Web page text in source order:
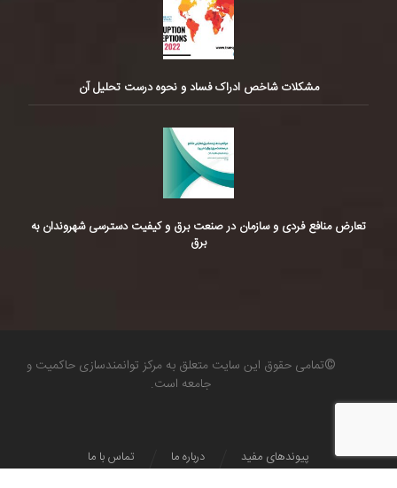
مشکلات شاخص ادراک فساد و نحوه درست تحلیل آن
تعارض منافع فردی و سازمان در صنعت برق و کیفیت دسترسی شهروندان به
برق
©تمامی حقوق این سایت متعلق به مرکز توانمندسازی حاکمیت و
جامعه است.
تماس با ما درباره ما پیوندهای مفید